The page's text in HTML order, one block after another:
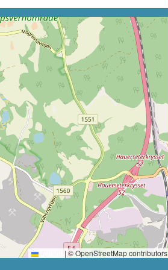
Leaflet | © OpenStreetMap contributors